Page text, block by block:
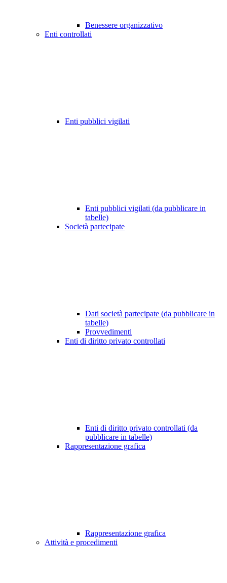
Benessere organizzativo
Enti controllati
Enti pubblici vigilati
Enti pubblici vigilati (da pubblicare in
tabelle)
Società partecipate
Dati società partecipate (da pubblicare in
tabelle)
Provvedimenti
Enti di diritto privato controllati
Enti di diritto privato controllati (da
pubblicare in tabelle)
Rappresentazione grafica
Rappresentazione grafica
Attività e procedimenti